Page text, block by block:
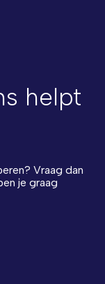
helpt
Vraag dan
je graag